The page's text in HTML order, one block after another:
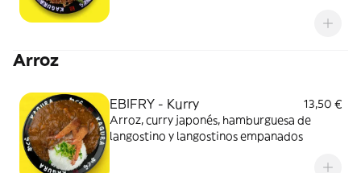
Arroz
EBIFRY - Kurry
13,50 €
Arroz, curry japonés, hamburguesa de
langostino y langostinos empanados